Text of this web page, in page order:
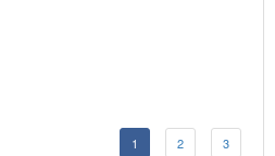
1 2 3